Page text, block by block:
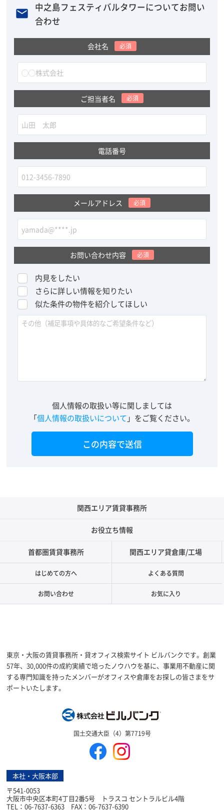
中之島フェスティバルタワーについてお問い
合わせ
会社名 必須
ご担当者名 必須
電話番号
メールアドレス 必須
お問い合わせ内容 必須
内見をしたい
さらに詳しい情報を知りたい
似た条件の物件を紹介してほしい
個人情報の取扱い等に関しましては
「個人情報の取扱いについて 」をご覧ください。
関西エリア賃貸事務所
お役立ち情報
首都圏賃貸事務所 関西エリア貸倉庫/工場
はじめての方へ よくある質問
お問い合わせ お気に入り
東京・大阪の賃貸事務所・貸オフィス検索サイト ビルバンクです。創業
57年、30,000件の成約実績で培ったノウハウを基に、事業用不動産に関
する専門知識を持ったメンバーがオフィスや倉庫をお探しの皆さまをサ
ポートいたします。
国土交通大臣（4）第7719号
本社・大阪本部
〒541-0053
大阪市中央区本町4丁目2番5号 トラスコ セントラルビル4階
TEL：06-7637-6363 FAX：06-7637-6390